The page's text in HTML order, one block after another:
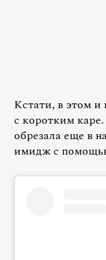
Кстати, в этом
с коротким
обрезала еще в
имидж с